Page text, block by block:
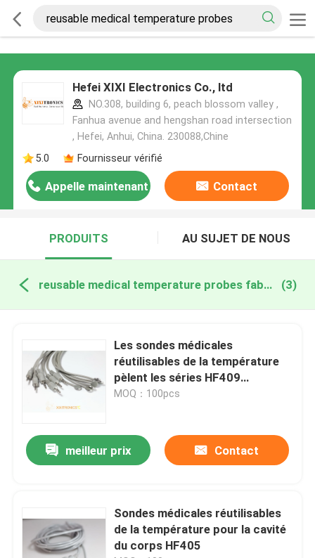
Hefei XIXI Electronics Co., ltd
NO.308, building 6, peach blossom valley ,
Fanhua avenue and hengshan road intersection
, Hefei, Anhui, China. 230088,Chine
5.0
Fournisseur vérifié
Appelle maintenant Contact
PRODUITS AU SUJET DE NOUS
reusable medical temperature probes fabrication en ligne (3)
Les sondes médicales
réutilisables de la température
pèlent les séries HF409
extérieures
MOQ：100pcs
meilleur prix Contact
Sondes médicales réutilisables
de la température pour la cavité
du corps HF405